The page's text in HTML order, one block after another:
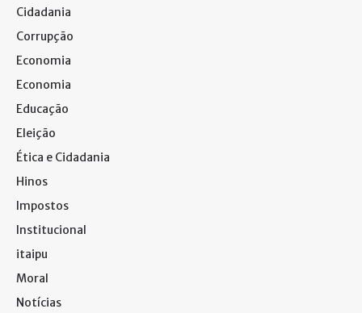
Cidadania
Corrupção
Economia
Economia
Educação
Eleição
Ética e Cidadania
Hinos
Impostos
Institucional
itaipu
Moral
Notícias